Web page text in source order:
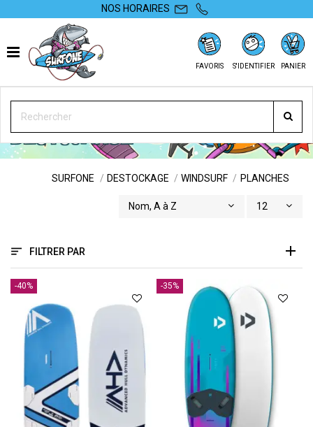
NOS HORAIRES
FAVORIS S'IDENTIFIER PANIER
PLANCHES
SURFONE DESTOCKAGE WINDSURF PLANCHES
Nom, A à Z 12
FILTRER PAR
-40% -35%